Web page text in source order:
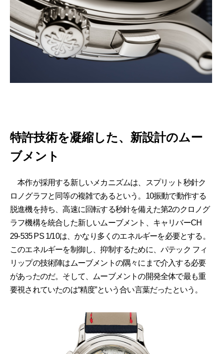
特許技術を凝縮した、新設計のムー
ブメント
本作が採用する新しいメカニズムは、スプリット秒針ク
ロノグラフと同等の複雑であるという。10振動で動作する
脱進機を持ち、高速に回転する秒針を備えた第2のクロノグ
ラフ機構を統合した新しいムーブメント、キャリバーCH
29-535 PS 1/10は、かなり多くのエネルギーを必要とする。
このエネルギーを制御し、抑制するために、パテック フィ
リップの技術陣はムーブメントの隅々にまで介入する必要
があったのだ。そして、ムーブメントの開発全体で最も重
要視されていたのは“精度”という合い言葉だったという。